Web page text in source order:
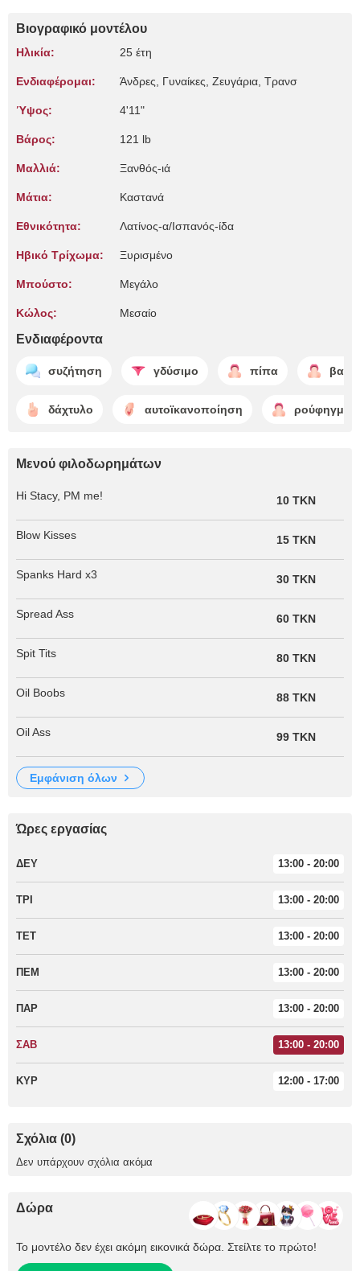
Βιογραφικό μοντέλου
Ηλικία: 25 έτη
Ενδιαφέρομαι: Άνδρες, Γυναίκες, Zευγάρια, Τρανσ
Ύψος: 4'11"
Βάρος: 121 lb
Μαλλιά: Ξανθός-ιά
Μάτια: Καστανά
Εθνικότητα: Λατίνος-α/Ισπανός-ίδα
Ηβικό Τρίχωμα: Ξυρισμένο
Μπούστο: Μεγάλο
Κώλος: Μεσαίο
Ενδιαφέροντα
συζήτηση γδύσιμο πίπα βαθύ
δάχτυλο αυτοϊκανοποίηση ρούφηγμα
Μενού φιλοδωρημάτων
Hi Stacy, PM me! 10 TKN
Blow Kisses 15 TKN
Spanks Hard x3 30 TKN
Spread Ass 60 TKN
Spit Tits 80 TKN
Oil Boobs 88 TKN
Oil Ass 99 TKN
εμφάνιση όλων
Ώρες εργασίας
ΔΕΥ 13:00 - 20:00
ΤΡΙ 13:00 - 20:00
ΤΕΤ 13:00 - 20:00
ΠΕΜ 13:00 - 20:00
ΠΑΡ 13:00 - 20:00
ΣΑΒ 13:00 - 20:00
ΚΥΡ 12:00 - 17:00
Σχόλια (0)
Δεν υπάρχουν σχόλια ακόμα
Δώρα
Το μοντέλο δεν έχει ακόμη εικονικά δώρα. Στείλτε το πρώτο!